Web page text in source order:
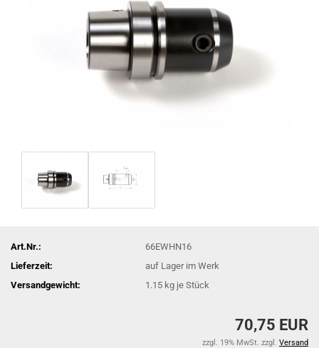
Art.Nr.:
66EWHN16
Lieferzeit:
auf Lager im Werk
Versandgewicht:
1.15 kg je Stück
70,75 EUR
zzgl. 19% MwSt. zzgl. Versand